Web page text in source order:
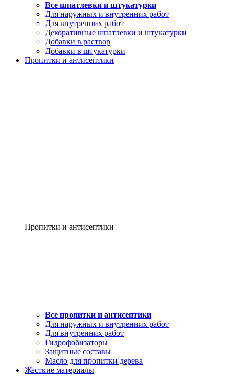
Все шпатлевки и штукатурки
Для наружных и внутренних работ
Для внутренних работ
Декоративные шпатлевки и штукатурки
Добавки в раствор
Добавки в штукатурки
Пропитки и антисептики
Пропитки и антисептики
Все пропитки и антисептики
Для наружных и внутренних работ
Для внутренних работ
Гидрофобизаторы
Защитные составы
Масло для пропитки дерева
Жесткие материалы